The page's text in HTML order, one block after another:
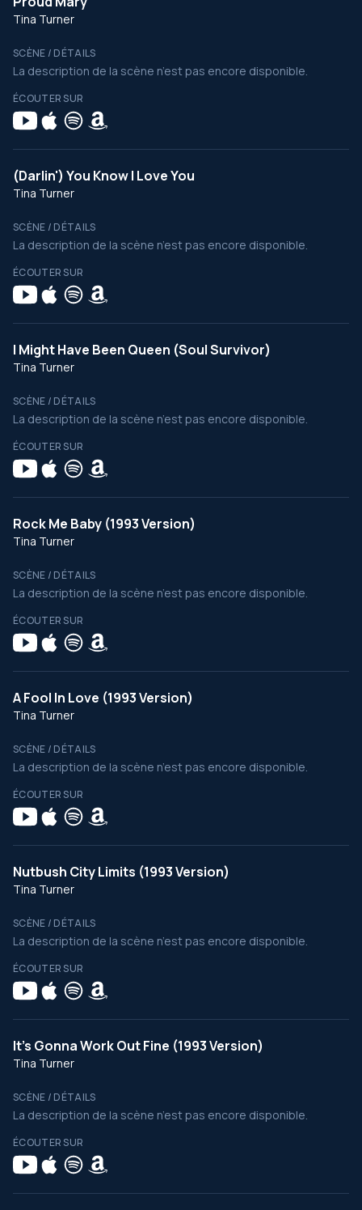
Tina Turner
SCÈNE / DÉTAILS
La description de la scène n’est pas encore disponible.
ÉCOUTER SUR
(Darlin') You Know I Love You
Tina Turner
SCÈNE / DÉTAILS
La description de la scène n’est pas encore disponible.
ÉCOUTER SUR
I Might Have Been Queen (Soul Survivor)
Tina Turner
SCÈNE / DÉTAILS
La description de la scène n’est pas encore disponible.
ÉCOUTER SUR
Rock Me Baby (1993 Version)
Tina Turner
SCÈNE / DÉTAILS
La description de la scène n’est pas encore disponible.
ÉCOUTER SUR
A Fool In Love (1993 Version)
Tina Turner
SCÈNE / DÉTAILS
La description de la scène n’est pas encore disponible.
ÉCOUTER SUR
Nutbush City Limits (1993 Version)
Tina Turner
SCÈNE / DÉTAILS
La description de la scène n’est pas encore disponible.
ÉCOUTER SUR
It's Gonna Work Out Fine (1993 Version)
Tina Turner
SCÈNE / DÉTAILS
La description de la scène n’est pas encore disponible.
ÉCOUTER SUR